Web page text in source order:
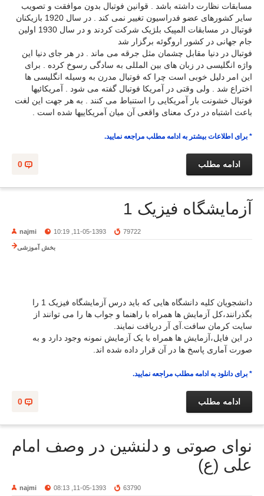
مسابقات نظارت داشته باشد . قوانین فوتبال بدون موافقت و تصویب
سایر کشورهای عضو فدراسیون تغییر نمی کند . در سال 1920 بازیکنان
فوتبال در مسابقات المپیک بلژیک شرکت کردند و در سال 1930 اولین
جام جهانی در کشور اروگوئه برگزار شد
فوتبال در دنیا مقابل چشمان مثل جرقه می ماند . در هر جای دنیا این
واژه انگلیسی در زبان های بین المللی به سادگی رسوخ کرده . برای
این امر دلیل خوبی است چرا که فوتبال مدرن به وسیله انگلیسی ها
اختراع شد . ولی وقتی در آمریکا فوتبال گفته می شود . آمریکائیها
فوتبال خشونت بار آمریکایی را استنباط می کنند . به هر جهت این لغت
باعث اشتباه در درک معنای واقعی آن میان آمریکاییها شده است .
* برای اطلاعات بیشتر به ادامه مطلب مراجعه نمایید.
0 ادامه مطلب
آزمایشگاه فیزیک 1
najmi 11-05-1393, 10:19 79722
بخش آموزشی
دانشجویان کلیه دانشگاه هایی که باید درس آزمایشگاه فیزیک 1 را
بگذرانند،کل آزمایش ها همراه با راهنما و جواب ها را می توانند از
سایت کرمان سافت.آی آر دریافت نمایند.
در این فایل،آزمایش ها همراه با یک آزمایش نمونه وجود دارد و به
صورت آماری پاسخ ها در آن قرار داده شده اند.
* برای دانلود به ادامه مطلب مراجعه نمایید.
0 ادامه مطلب
نوای صوتی و دلنشین در وصف امام
علی (ع)
najmi 11-05-1393, 08:13 63790